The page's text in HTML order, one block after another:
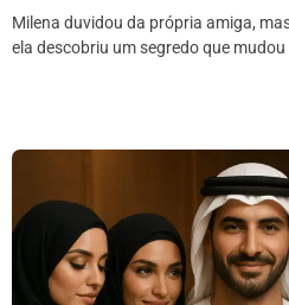
Milena duvidou da própria amiga,
ela descobriu um segredo que